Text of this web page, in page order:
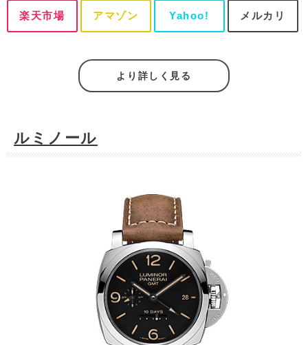
楽天市場 アマゾン Yahoo! メルカリ
より詳しく見る
ルミノール